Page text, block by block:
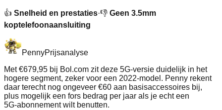
👍 Snelheid en prestaties·👎 Geen 3.5mm
koptelefoonaansluiting
PennyPrijsanalyse
Met €679,95 bij Bol.com zit deze 5G‑versie duidelijk in het
hogere segment, zeker voor een 2022‑model. Penny rekent
daar terecht nog ongeveer €60 aan basisaccessoires bij,
plus mogelijk een fors bedrag per jaar als je echt een
5G‑abonnement wilt benutten.